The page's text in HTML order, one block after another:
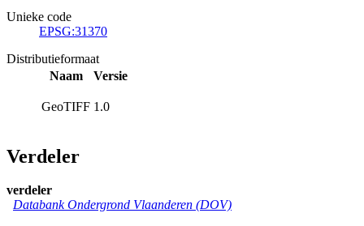
Unieke code
EPSG:31370
Distributieformaat
Naam
Versie
GeoTIFF 1.0
Verdeler
verdeler
Databank Ondergrond Vlaanderen (DOV)